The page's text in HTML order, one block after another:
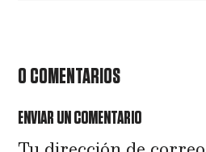
0 COMENTARIOS
ENVIAR UN COMENTARIO